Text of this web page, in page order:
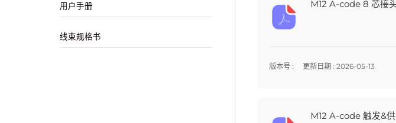
用户手册
线束规格书
M12 A-code 8 芯接
版本号 : 更新日期 : 2026-05-13
M12 A-code 触发&